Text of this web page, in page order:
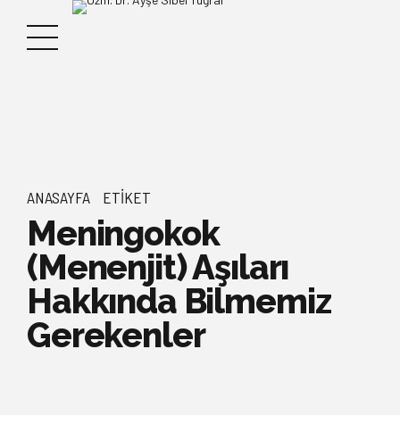
ANASAYFA ETIKET
Meningokok
(Menenjit) Aşıları
Hakkında Bilmemiz
Gerekenler